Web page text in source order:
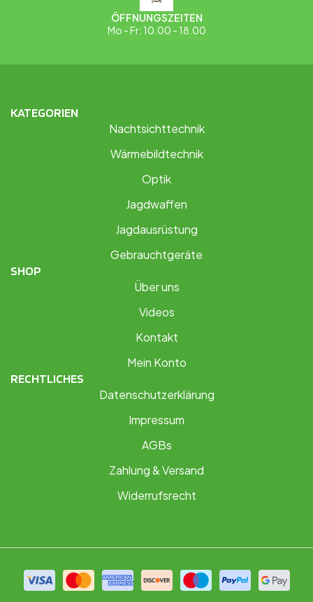
ÖFFNUNGSZEITEN
Mo - Fr: 10.00 - 18.00
KATEGORIEN
Nachtsichttechnik
Wärmebildtechnik
Optik
Jagdwaffen
Jagdausrüstung
Gebrauchtgeräte
SHOP
Über uns
Videos
Kontakt
Mein Konto
RECHTLICHES
Datenschutzerklärung
Impressum
AGBs
Zahlung & Versand
Widerrufsrecht